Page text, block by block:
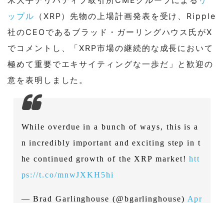
ップル （XRP）先物の上場計画発表を受け、Ripple
社のCEOであるブラッド・ガーリングハウス氏がX
でコメントし、「XRP市場の継続的な成長において
極めて重要でエキサイティングな一歩だ」と歓迎の
意を表明しました。
While overdue in a bunch of ways, this is a
n incredibly important and exciting step in t
he continued growth of the XRP market!htt
ps://t.co/mnwJXKH5hi
— Brad Garlinghouse (@bgarlinghouse) Apr